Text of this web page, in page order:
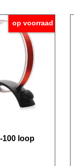
op voorraad
100 loop